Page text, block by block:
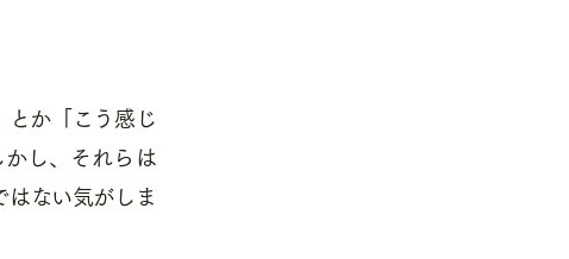
か「こう感じ
し、それらは
はない気がしま